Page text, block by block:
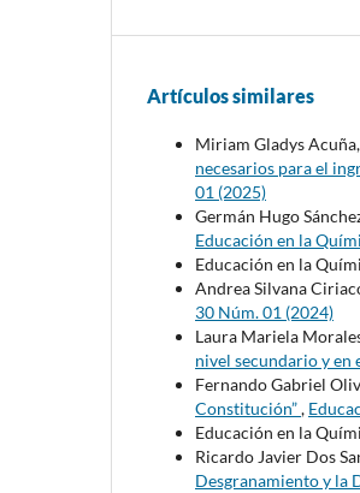
Artículos similares
Miriam Gladys
necesarios para el
01 (2025)
Germán Hugo
Educación en la
Educación en la
Andrea Silvana
30 Núm. 01 (2024)
Laura Mariela
nivel secundario y en
Fernando Gabriel
Constitución”,
Educación en la
Ricardo Javier Dos
Desgranamiento y la